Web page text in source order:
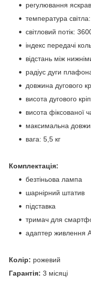
регулювання
температура
світловий потік:
індекс передачі
відстань між
радіус дуги
довжина дугового
висота дугового
висота фіксованої
максимальна
вага: 5,5 кг
Комплектація:
безтіньова лампа
шарнірний штатив
підставка
тримач для
адаптер живлення
Колір: рожевий
Гарантія: 3 місяці